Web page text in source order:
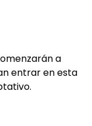
a
entrar en esta